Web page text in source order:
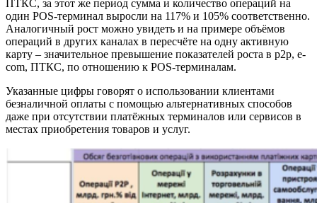
ПТКС, за этот же период сумма и количество операций на
один POS-терминал выросли на 117% и 105% соответственно.
Аналогичный рост можно увидеть и на примере объёмов
операций в других каналах в пересчёте на одну активную
карту – значительное превышение показателей роста в p2p, e-
com, ПТКС, по отношению к POS-терминалам.
Указанные цифры говорят о использовании клиентами
безналичной оплаты с помощью альтернативных способов
даже при отсутствии платёжных терминалов или сервисов в
местах приобретения товаров и услуг.